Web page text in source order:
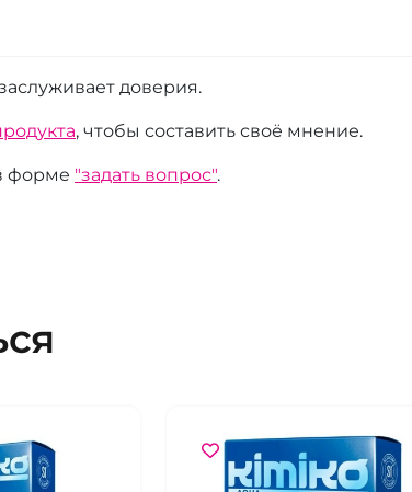
доверия.
, чтобы составить своё мнение.
форме "задать вопрос".